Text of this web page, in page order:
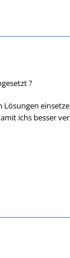
?
ichs besser